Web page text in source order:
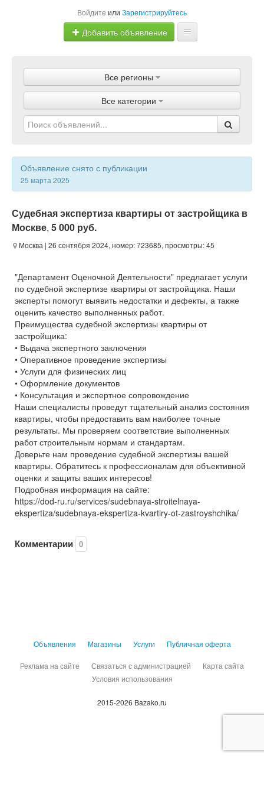
Войдите или Зарегистрируйтесь
Добавить объявление
Объявления
Магазины
Услуги
Статьи
Все регионы
Все категории
Объявление снято с публикации
25 марта 2025
Судебная экспертиза квартиры от застройщика в
Москве, 5 000 руб.
Москва | 26 сентября 2024, номер: 723685, просмотры: 45
"Департамент Оценочной Деятельности" предлагает услуги
по судебной экспертизе квартиры от застройщика. Наши
эксперты помогут выявить недостатки и дефекты, а также
оценить качество выполненных работ.
Преимущества судебной экспертизы квартиры от
застройщика:
• Выдача экспертного заключения
• Оперативное проведение экспертизы
• Услуги для физических лиц
• Оформление документов
• Консультация и экспертное сопровождение
Наши специалисты проведут тщательный анализ состояния
квартиры, чтобы предоставить вам наиболее точные
результаты. Мы проверяем соответствие выполненных
работ строительным нормам и стандартам.
Доверьте нам проведение судебной экспертизы вашей
квартиры. Обратитесь к профессионалам для объективной
оценки и защиты ваших интересов!
Подробная информация на сайте:
https://dod-ru.ru/services/sudebnaya-stroitelnaya-
ekspertiza/sudebnaya-ekspertiza-kvartiry-ot-zastroyshchika/
Комментарии 0
Объявления Магазины Услуги Публичная оферта
Реклама на сайте Связаться с администрацией
Карта сайта
Условия использования
2015-2026 Bazako.ru